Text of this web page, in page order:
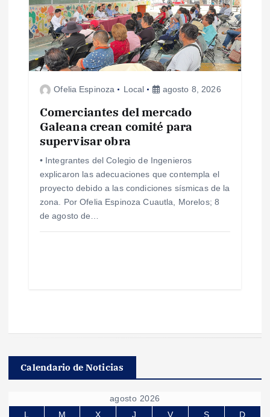
Ofelia Espinoza Local agosto 8, 2026
Comerciantes del mercado
Galeana crean comité para
supervisar obra
• Integrantes del Colegio de Ingenieros
explicaron las adecuaciones que contempla el
proyecto debido a las condiciones sísmicas de la
zona. Por Ofelia Espinoza Cuautla, Morelos; 8
de agosto de…
Calendario de Noticias
agosto 2026
L
M X J V S
D